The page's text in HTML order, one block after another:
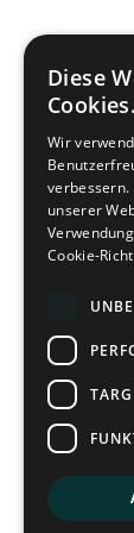
Diese
Cookies.
Wir
unserer
Cookie-